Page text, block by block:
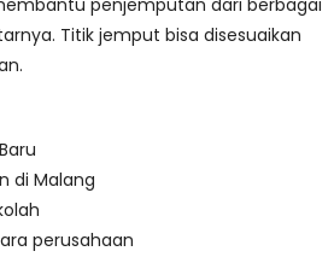
penjemputan dari berbagai
Titik jemput bisa disesuaikan
di Malang
perusahaan